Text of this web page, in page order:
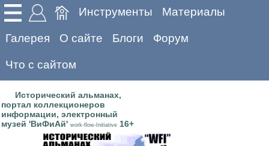
Инструменты Материалы
Галерея О сайте Блоги Форум
Что с сайтом
Исторический альманах,
портал коллекционеров
информации, электронный
музей 'ВиФиАй' work-flow-Initiative 16+